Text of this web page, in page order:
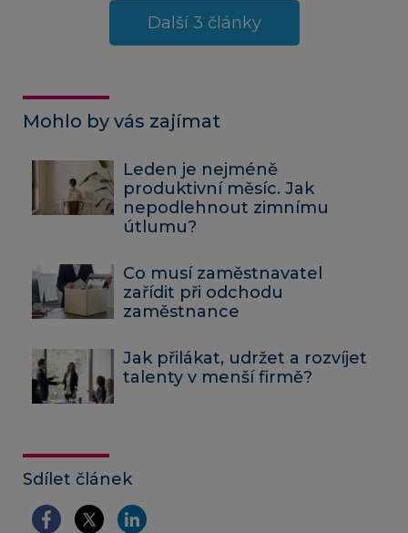
Další 3 články
Mohlo by vás zajímat
Leden je nejméně
produktivní měsíc. Jak
nepodlehnout zimnímu
útlumu?
Co musí zaměstnavatel
zařídit při odchodu
zaměstnance
Jak přilákat, udržet a rozvíjet
talenty v menší firmě?
Sdílet článek